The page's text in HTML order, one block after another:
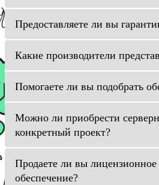
Предоставляете ли вы
Какие производители
Помогаете ли вы подобрать
Можно ли приобрести
конкретный проект?
Продаете ли вы
обеспечение?